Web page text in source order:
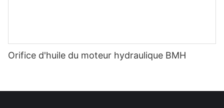
Orifice d'huile du moteur hydraulique BMH